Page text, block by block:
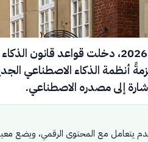
اعتبارًا من 2 أغسطس 2026، دخلت قواعد
ملزمةً أنظمة الذكاء الاصطناعي
إلى مصدره الاصطناعي.
يتعامل مع المحتوى الرقمي، ويضع